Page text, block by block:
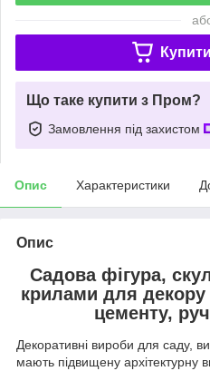
Що таке купити з Пром?
Замовлення під захистом
Опис Характеристики
Опис
Садова фігура,
крилами для декору
цементу,
Декоративні вироби для саду,
мають підвищену архітектурну